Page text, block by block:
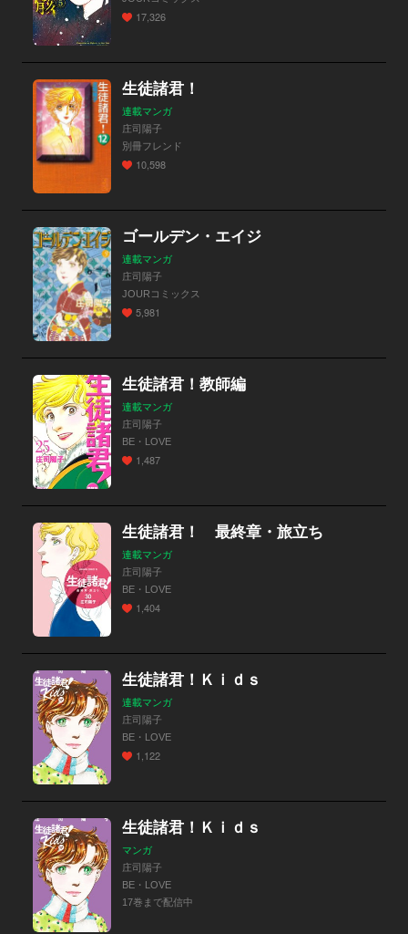
17,326
生徒諸君！
連載マンガ
庄司陽子
別冊フレンド
10,598
ゴールデン・エイジ
連載マンガ
庄司陽子
JOURコミックス
5,981
生徒諸君！教師編
連載マンガ
庄司陽子
BE・LOVE
1,487
生徒諸君！ 最終章・旅立ち
連載マンガ
庄司陽子
BE・LOVE
1,404
生徒諸君！Ｋｉｄｓ
連載マンガ
庄司陽子
BE・LOVE
1,122
生徒諸君！Ｋｉｄｓ
マンガ
庄司陽子
BE・LOVE
17巻まで配信中